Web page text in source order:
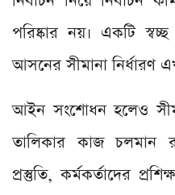
পরিষ্কার নয়। একটি
আসনের সীমানা নির্ধারণ
আইন সংশোধন হলেও
তালিকার কাজ চলমান
প্রস্তুতি, কর্মকর্তাদের